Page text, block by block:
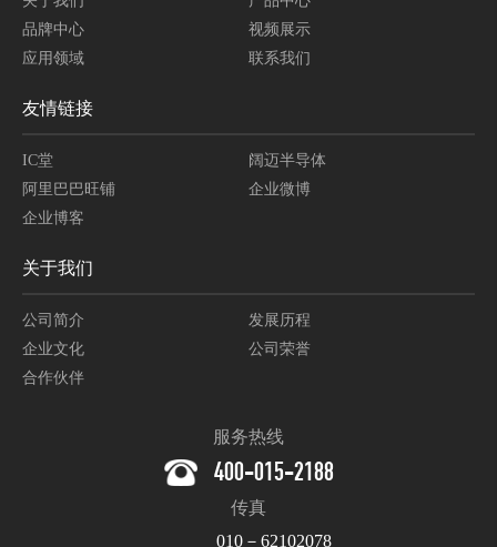
品牌中心
视频展示
应用领域
联系我们
友情链接
IC堂
阔迈半导体
阿里巴巴旺铺
企业微博
企业博客
关于我们
公司简介
发展历程
企业文化
公司荣誉
合作伙伴
服务热线
400-015-2188
传真
010－62102078